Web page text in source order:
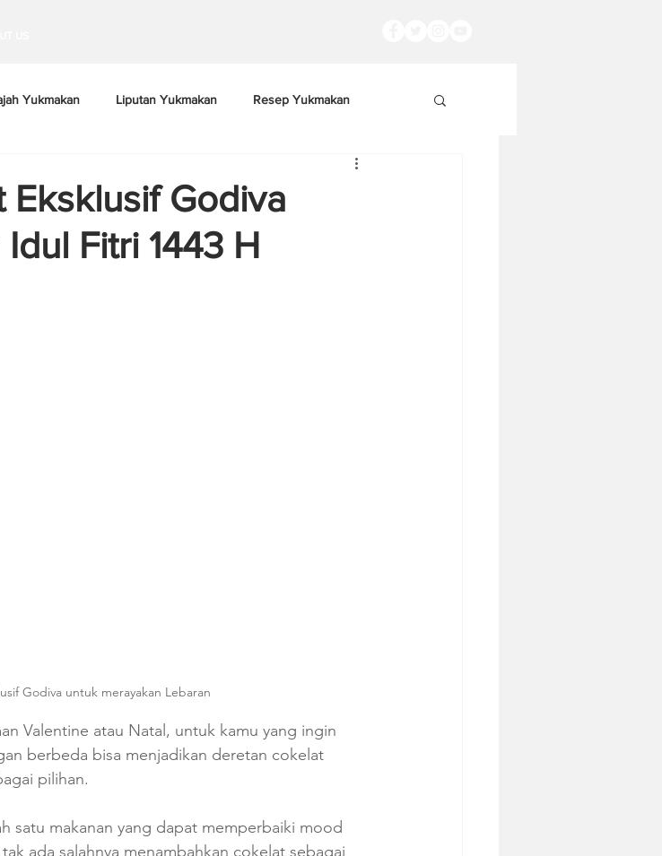
Yukmakan Liputan Yukmakan Resep Yukmakan
Eksklusif Godiva
Fitri 1443 H
Godiva untuk merayakan Lebaran
Valentine atau Natal, untuk kamu yang ingin
berbeda bisa menjadikan deretan cokelat
pilihan.
satu makanan yang dapat memperbaiki mood
ada salahnya menambahkan cokelat sebagai